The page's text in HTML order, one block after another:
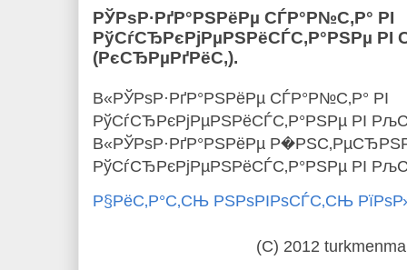
РЎРѕР·РґР°РЅРёРµ СЃР°Р№С‚Р° РІ
РўСѓСЂРєРјРµРЅРёСЃС‚Р°РЅРµ
(РєСЂРµРґРёС‚).
В«РЎРѕР·РґР°РЅРёРµ СЃР°Р№С‚Р° РІ
РўСѓСЂРєРјРµРЅРёСЃС‚Р°РЅРµ РІ
В«РЎРѕР·РґР°РЅРёРµ
РўСѓСЂРєРјРµРЅРёСЃС‚Р°РЅРµ РІ
Р§РёС‚Р°С‚СЊ РЅРѕРІРѕСЃС‚СЊ
(C) 2012